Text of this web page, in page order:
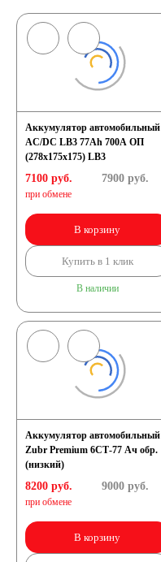
Аккумулятор автомобильный
AC/DC LB3 77Ah 700A ОП
(278x175x175) LB3
7100 руб.
при обмене
7900руб.
В корзину
Купить в 1 клик
В наличии
Аккумулятор автомобильный
Zubr Premium 6СТ-77 Ач обр.
(низкий)
8200 руб.
при обмене
9000руб.
В корзину